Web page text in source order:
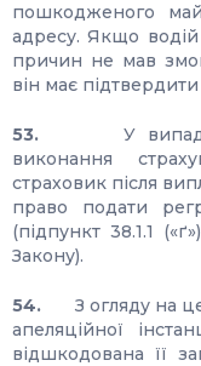
пошкодженого
адресу. Якщо
причин не мав
він має
53. У
виконання
страховик після
право подати
(підпункт 38.1.1
Закону).
54. З огляду на
апеляційної
відшкодована її